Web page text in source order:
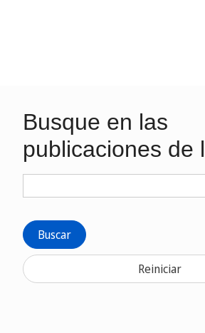
Busque en las
publicaciones de
Buscar
Reiniciar